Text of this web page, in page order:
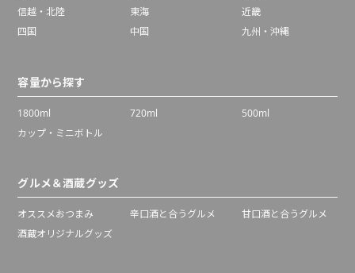
信越・北陸
東海
近畿
四国
中国 九州・沖縄
容量から探す
1800ml 720ml
500ml
カップ・ミニボトル
グルメ＆酒蔵グッズ
オススメおつまみ 辛口酒と合うグルメ
甘口酒と合うグルメ
酒蔵オリジナルグッズ